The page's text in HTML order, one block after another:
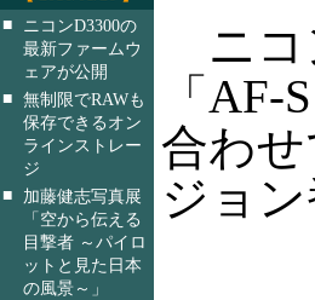
■
ニコンD3300の
最新ファームウ
ェアが公開
■ 無制限でRAWも
保存できるオン
ラインストレー
ジ
■
加藤健志写真展
「空から伝える
目撃者 ～パイロ
ットと見た日本
の風景～」
ニコ
「
合わ
ジョ